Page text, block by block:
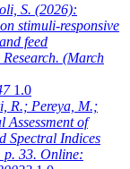
S. (2026):
stimuli-responsive
feed
(March
1.0
R.; Pereya, M.;
of
Spectral Indices
p. 33. Online: